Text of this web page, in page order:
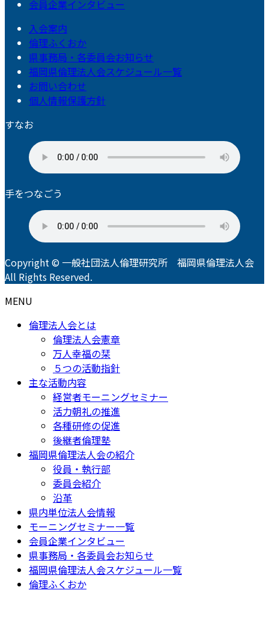
会員企業インタビュー
入会案内
倫理ふくおか
県事務局・各委員会お知らせ
福岡県倫理法人会スケジュール一覧
お問い合わせ
個人情報保護方針
すなお
手をつなごう
Copyright © 一般社団法人倫理研究所 福岡県倫理法人会
All Rights Reserved.
MENU
倫理法人会とは
倫理法人会憲章
万人幸福の栞
５つの活動指針
主な活動内容
経営者モーニングセミナー
活力朝礼の推進
各種研修の促進
後継者倫理塾
福岡県倫理法人会の紹介
役員・執行部
委員会紹介
沿革
県内単位法人会情報
モーニングセミナー一覧
会員企業インタビュー
県事務局・各委員会お知らせ
福岡県倫理法人会スケジュール一覧
倫理ふくおか